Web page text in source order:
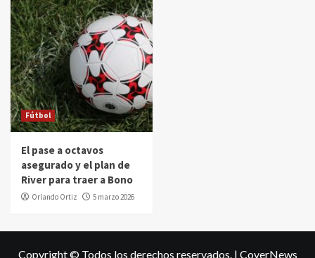
Fútbol
El pase a octavos
asegurado y el plan de
River para traer a Bono
Orlando Ortiz 5 marzo 2026
Copyright © Todos los derechos reservados. | CoverNews